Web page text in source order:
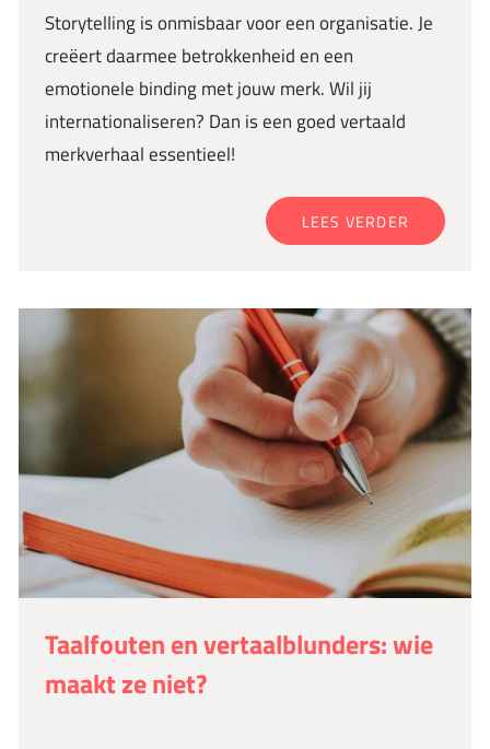
Storytelling is onmisbaar voor een organisatie. Je
creëert daarmee betrokkenheid en een
emotionele binding met jouw merk. Wil jij
internationaliseren? Dan is een goed vertaald
merkverhaal essentieel!
LEES VERDER
Taalfouten en vertaalblunders: wie
maakt ze niet?